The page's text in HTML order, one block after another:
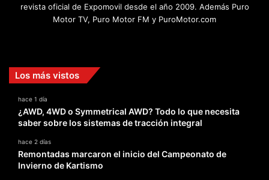
revista oficial de Expomovil desde el año 2009. Además Puro
Motor TV, Puro Motor FM y PuroMotor.com
Los más vistos
hace 1 día
¿AWD, 4WD o Symmetrical AWD? Todo lo que necesita
saber sobre los sistemas de tracción integral
hace 2 días
Remontadas marcaron el inicio del Campeonato de
Invierno de Kartismo